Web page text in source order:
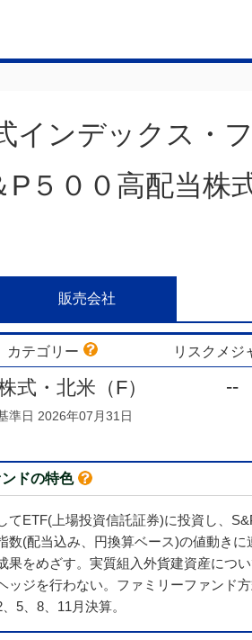
インデックス・
５００高配当株
販売会社
カテゴリー リスクメジ
式・北米（F） --
準日 2026年07月31日
ドの特色
てETF(上場投資信託証券)に投資し、
数(配当込み、円換算ベース)の値動きに
果をめざす。実質組入外貨建資産につい
ッジを行わない。ファミリーファンド
5、8、11月決算。